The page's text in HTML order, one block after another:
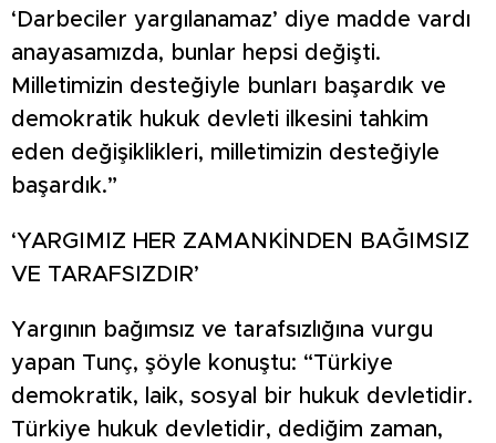
‘Darbeciler yargılanamaz’ diye madde vardı
anayasamızda, bunlar hepsi değişti.
Milletimizin desteğiyle bunları başardık ve
demokratik hukuk devleti ilkesini tahkim
eden değişiklikleri, milletimizin desteğiyle
başardık.”
‘YARGIMIZ HER ZAMANKİNDEN BAĞIMSIZ
VE TARAFSIZDIR’
Yargının bağımsız ve tarafsızlığına vurgu
yapan Tunç, şöyle konuştu: “Türkiye
demokratik, laik, sosyal bir hukuk devletidir.
Türkiye hukuk devletidir, dediğim zaman,